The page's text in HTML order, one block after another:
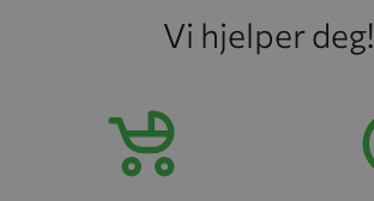
Vi hjelper deg!